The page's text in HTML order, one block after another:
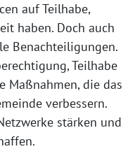
auf Teilhabe,
haben. Doch auch
Benachteiligungen.
Teilhabe
Maßnahmen, die das
verbessern.
stärken und